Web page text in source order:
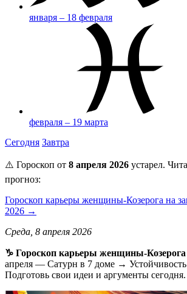
января – 18 февраля
февраля – 19 марта
Сегодня Завтра
⚠️ Гороскоп от 8 апреля 2026 устарел.
прогноз:
Гороскоп карьеры женщины-Козерога на
2026 →
Среда, 8 апреля 2026
♑️ Гороскоп карьеры женщины-Козерога
апреля — Сатурн в 7 доме → Устойчивость
Подготовь свои идеи и аргументы сегодня.